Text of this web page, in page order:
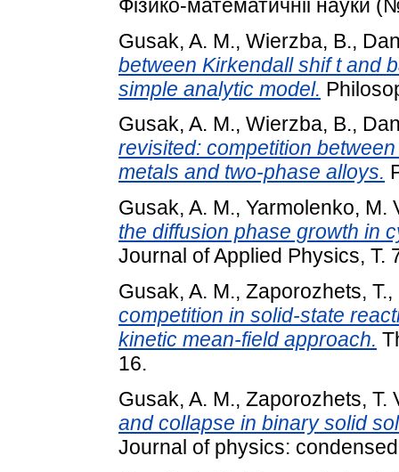
Фізико-математичніі науки
Gusak, A. M., Wierzba, B.,
between Kirkendall shif t and
simple analytic model.
Gusak, A. M., Wierzba, B.,
revisited: competition
metals and two-phase alloys.
Gusak, A. M., Yarmolenko, M.
the diffusion phase growth in
Journal of Applied Physics,
Gusak, A. M., Zaporozhets, T.,
competition in solid-state
kinetic mean-field approach.
16.
Gusak, A. M., Zaporozhets, T.
and collapse in binary solid
Journal of physics: